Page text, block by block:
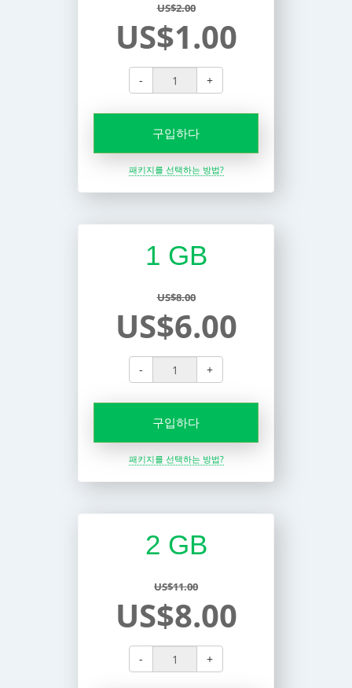
US$2.00
US$1.00
- +
구입하다
패키지를 선택하는 방법?
1 GB
US$8.00
US$6.00
- +
구입하다
패키지를 선택하는 방법?
2 GB
US$11.00
US$8.00
- +